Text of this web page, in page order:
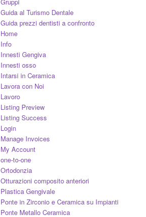
Guida al Turismo Dentale
Guida prezzi dentisti a confronto
Home
Info
Innesti Gengiva
Innesti osso
Intarsi in Ceramica
Lavora con Noi
Lavoro
Listing Preview
Listing Success
Login
Manage Invoices
My Account
one-to-one
Ortodonzia
Otturazioni composito anteriori
Plastica Gengivale
Ponte in Zirconio e Ceramica su Impianti
Ponte Metallo Ceramica